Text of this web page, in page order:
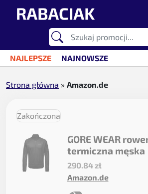
Main Navigation
NAJLEPSZE NAJNOWSZE
Strona główna » Amazon.de
Zakończona
GORE WEAR
termiczna męska
290.84 zł
Amazon.de